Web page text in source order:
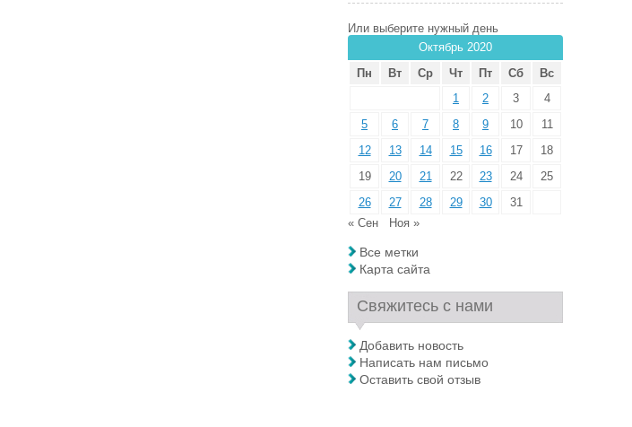
Или выберите нужный день
Октябрь 2020
Пн
Вт Ср Чт Пт Сб
Вс
1
2 3
4
5
6 7 8 9 10
11
12
13 14 15 16 17
18
19
20 21 22 23 24
25
26
27 28 29 30
31
« Сен
Ноя »
Все метки
Карта сайта
Свяжитесь с нами
Добавить новость
Написать нам письмо
Оставить свой отзыв